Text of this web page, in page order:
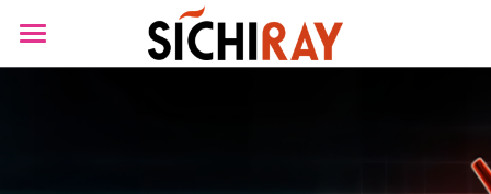
首页
商品分类